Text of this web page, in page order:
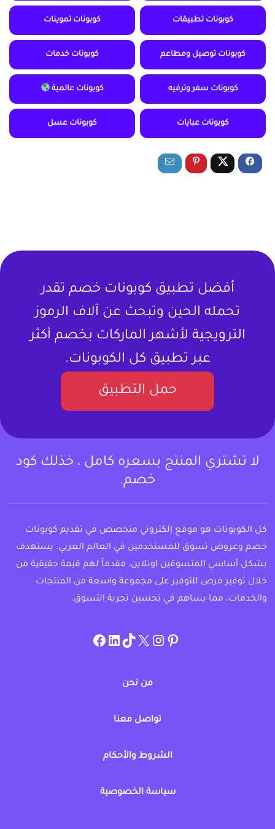
كوبونات تطبيقات كوبونات تموينات
كوبونات توصيل ومطاعم كوبونات خدمات
كوبونات سفر وترفيه كوبونات عالمية
كوبونات عبايات كوبونات عسل
أفضل تطبيق كوبونات خصم تقدر
تحمله الحين وتبحث عن آلاف الرموز
الترويجية لأشهر الماركات بخصم أكثر
عبر تطبيق كل الكوبونات.
حمل التطبيق
لا تشتري المنتج بسعره كامل ، خذلك كود
خصم.
كل الكوبونات هو موقع إلكتروني متخصص في تقديم كوبونات
خصم وعروض تسوق للمستخدمين في العالم العربي. يستهدف
بشكل أساسي المتسوقين اونلاين، مقدماً لهم قيمة حقيقية من
خلال توفير فرص للتوفير على مجموعة واسعة من المنتجات
والخدمات، مما يساهم في تحسين تجربة التسوق.
pinterest
allcouponat
twitter
TikTok
linkedin
facebook
من نحن
تواصل معنا
الشروط والأحكام
سياسة الخصوصية